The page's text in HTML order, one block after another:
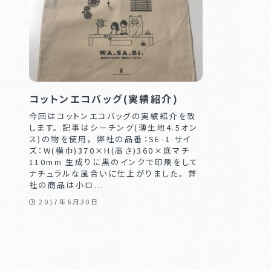
コットンエコバッグ(実績紹介)
今回はコットンエコバッグの実績紹介を致
します。 記事はシーチング(薄生地4.5オン
ス)の物を使用。 弊社の品番：SE-1 サイ
ズ：W(横巾)370×H(高さ)360×底マチ
110mm 生成りに黒のインクで印刷をして
ナチュラルな風合いに仕上がりました。 弊
社の商品は小ロ...
2017年6月30日